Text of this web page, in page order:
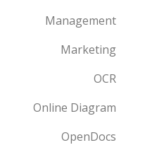
Management
Marketing
OCR
Online Diagram
OpenDocs